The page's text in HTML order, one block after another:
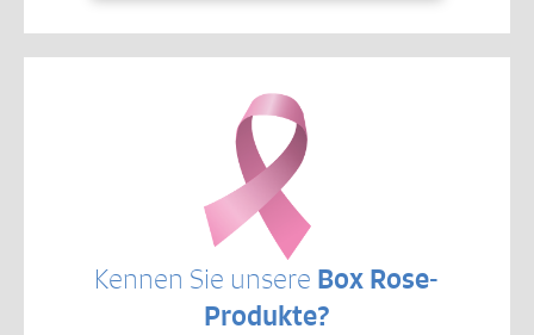
Kennen Sie unsere Box Rose-
Produkte?